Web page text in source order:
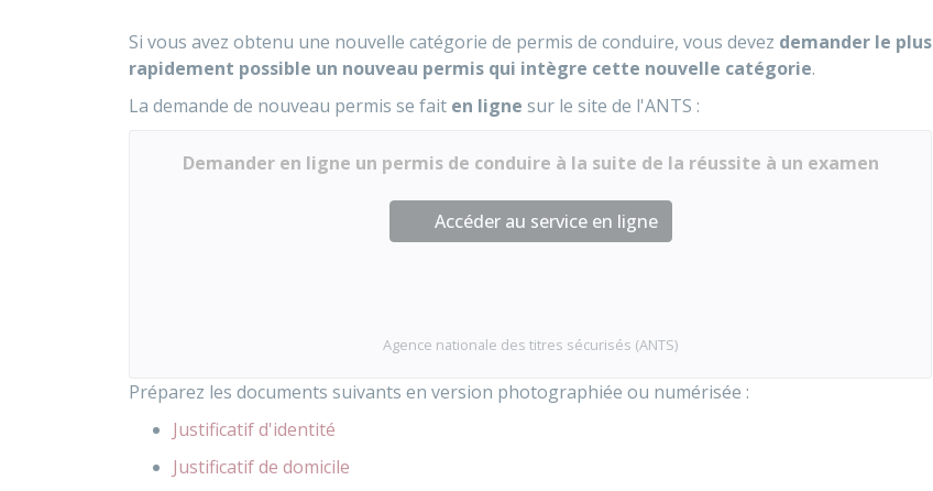
Si vous avez obtenu une nouvelle catégorie de permis de conduire, vous devez demander le plus
rapidement possible un nouveau permis qui intègre cette nouvelle catégorie.
La demande de nouveau permis se fait en ligne sur le site de l'ANTS :
Demander en ligne un permis de conduire à la suite de la réussite à un examen
Accéder au service en ligne
Agence nationale des titres sécurisés (ANTS)
Préparez les documents suivants en version photographiée ou numérisée :
Justificatif d'identité
Justificatif de domicile